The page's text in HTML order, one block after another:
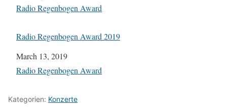
In Bezug auf
Radio Regenbogen Award
Radio Regenbogen Award 2019
Datum
March 13, 2019
In Bezug auf
Radio Regenbogen Award
Kategorien: Konzerte